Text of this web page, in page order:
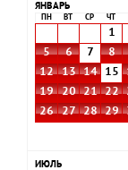
ЯНВАРЬ
ПН ВТ СР ЧТ
1
5
6 7 8
12
13 14 15
19
20 21 22
26
27 28 29
ИЮЛЬ